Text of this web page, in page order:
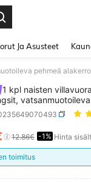
Ja Asusteet
pehmeä
1 kpl naisten
AND
12.86€ -1% Hinta
toimitus